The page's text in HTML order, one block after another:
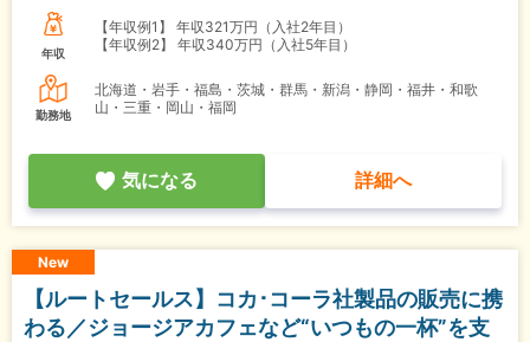
年収
【年収例1】
年収321万円（入社2年目）
【年収例2】
年収340万円（入社5年目）
勤務地
北海道・岩手・福島・茨城・群馬・新潟・静岡・福井・和歌
山・三重・岡山・福岡
気になる 詳細へ
New
【ルートセールス】コカ･コーラ社製品の販売に携
わる／ジョージアカフェなど“いつもの一杯”を支